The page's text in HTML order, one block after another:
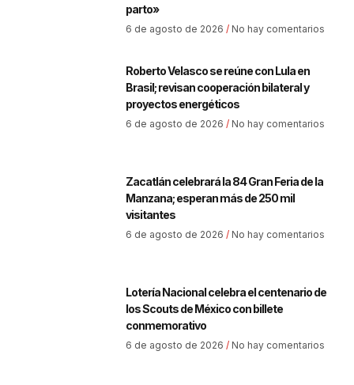
parto»
6 de agosto de 2026 No hay comentarios
Roberto Velasco se reúne con Lula en
Brasil; revisan cooperación bilateral y
proyectos energéticos
6 de agosto de 2026 No hay comentarios
Zacatlán celebrará la 84 Gran Feria de la
Manzana; esperan más de 250 mil
visitantes
6 de agosto de 2026 No hay comentarios
Lotería Nacional celebra el centenario de
los Scouts de México con billete
conmemorativo
6 de agosto de 2026 No hay comentarios